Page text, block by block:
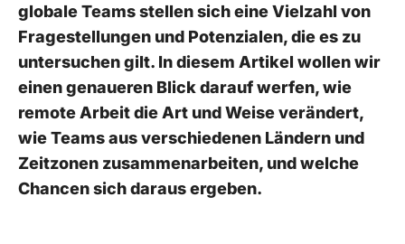
globale Teams stellen ‌sich eine Vielzahl von
Fragestellungen und ‌Potenzialen,‌ die es zu
untersuchen gilt. In⁣ diesem Artikel wollen ​wir
einen genaueren Blick darauf⁢ werfen,⁢ wie
⁤remote Arbeit ‍die Art⁢ und Weise verändert,
wie Teams⁣ aus verschiedenen⁣ Ländern und
Zeitzonen zusammenarbeiten, und⁣ welche
Chancen sich ‍daraus ergeben.